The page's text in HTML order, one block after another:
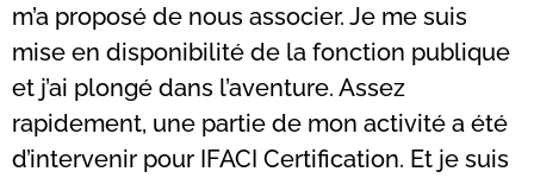
m’a proposé de nous associer. Je me suis
mise en disponibilité de la fonction publique
et j’ai plongé dans l’aventure. Assez
rapidement, une partie de mon activité a été
d’intervenir pour IFACI Certification. Et je suis